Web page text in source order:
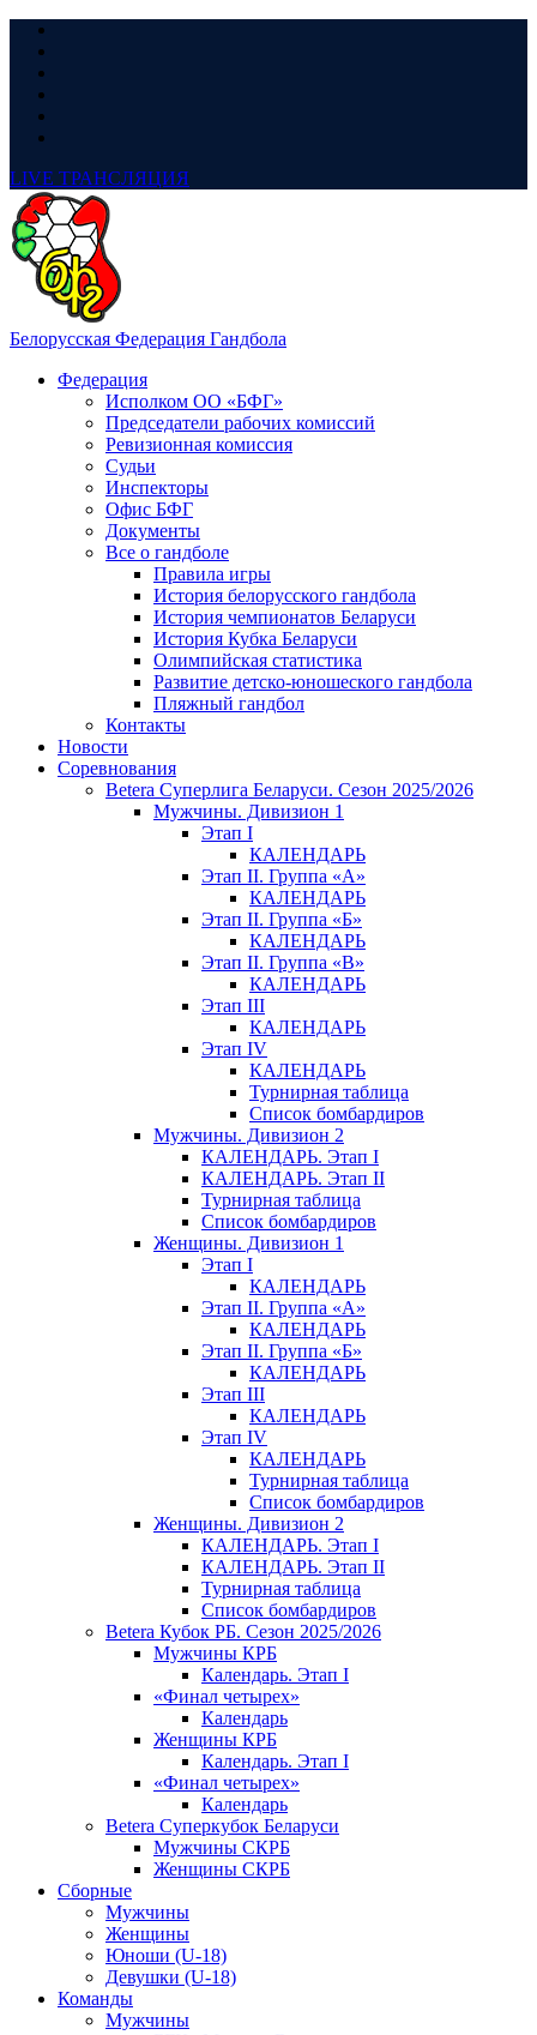
LIVE ТРАНСЛЯЦИЯ
Белорусская Федерация Гандбола
Федерация
Исполком ОО «БФГ»
Председатели рабочих комиссий
Ревизионная комиссия
Судьи
Инспекторы
Офис БФГ
Документы
Все о гандболе
Правила игры
История белорусского гандбола
История чемпионатов Беларуси
История Кубка Беларуси
Олимпийская статистика
Развитие детско-юношеского гандбола
Пляжный гандбол
Контакты
Новости
Соревнования
Betera Суперлига Беларуси. Сезон 2025/2026
Мужчины. Дивизион 1
Этап I
КАЛЕНДАРЬ
Этап II. Группа «А»
КАЛЕНДАРЬ
Этап II. Группа «Б»
КАЛЕНДАРЬ
Этап II. Группа «В»
КАЛЕНДАРЬ
Этап III
КАЛЕНДАРЬ
Этап IV
КАЛЕНДАРЬ
Турнирная таблица
Список бомбардиров
Мужчины. Дивизион 2
КАЛЕНДАРЬ. Этап I
КАЛЕНДАРЬ. Этап II
Турнирная таблица
Список бомбардиров
Женщины. Дивизион 1
Этап I
КАЛЕНДАРЬ
Этап II. Группа «А»
КАЛЕНДАРЬ
Этап II. Группа «Б»
КАЛЕНДАРЬ
Этап III
КАЛЕНДАРЬ
Этап IV
КАЛЕНДАРЬ
Турнирная таблица
Список бомбардиров
Женщины. Дивизион 2
КАЛЕНДАРЬ. Этап I
КАЛЕНДАРЬ. Этап II
Турнирная таблица
Список бомбардиров
Betera Кубок РБ. Сезон 2025/2026
Мужчины КРБ
Календарь. Этап I
«Финал четырех»
Календарь
Женщины КРБ
Календарь. Этап I
«Финал четырех»
Календарь
Betera Суперкубок Беларуси
Мужчины СКРБ
Женщины СКРБ
Сборные
Мужчины
Женщины
Юноши (U-18)
Девушки (U-18)
Команды
Мужчины